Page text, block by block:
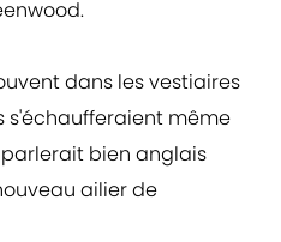
dans les vestiaires
s'échaufferaient même
bien anglais
ailier de